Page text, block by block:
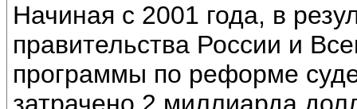
Начиная с 2001 года, в
правительства России и
программы по реформе